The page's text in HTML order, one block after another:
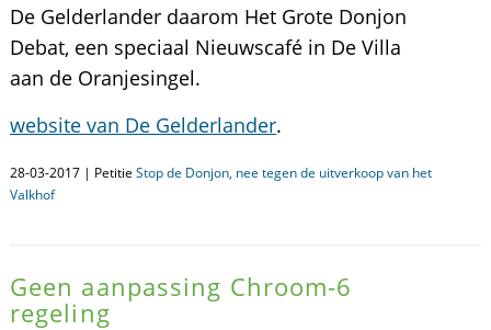
De Gelderlander daarom Het Grote Donjon
Debat, een speciaal Nieuwscafé in De Villa
aan de Oranjesingel.
website van De Gelderlander.
28-03-2017 | Petitie Stop de Donjon, nee tegen de uitverkoop van het
Valkhof
Geen aanpassing Chroom-6
regeling